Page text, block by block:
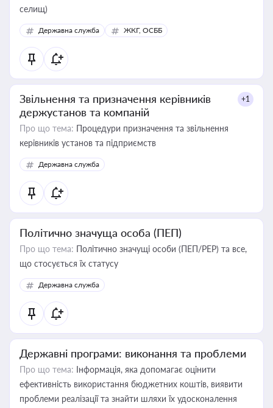
селищ)
Державна служба ЖКГ, ОСББ
Звільнення та призначення керівників
держустанов та компаній
+1
Про що тема: Процедури призначення та звільнення
керівників установ та підприємств
Державна служба
Політично значуща особа (ПЕП)
Про що тема: Політично значущі особи (ПЕП/PEP) та все,
що стосується їх статусу
Державна служба
Державні програми: виконання та проблеми
Про що тема: Інформація, яка допомагає оцінити
ефективність використання бюджетних коштів, виявити
проблеми реалізації та знайти шляхи їх удосконалення